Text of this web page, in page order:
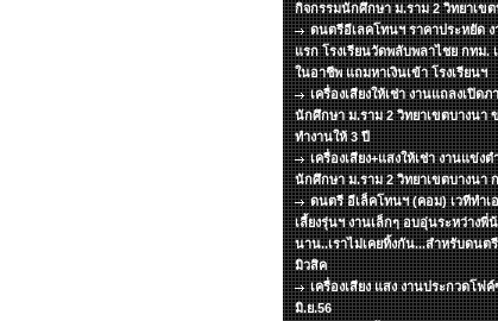
กิจกรรมนักศึกษา ม.ราม 2 วิทยาเขต
ดนตรีอีเลคโทนฯ ราคาประหยัด
แรก โรงเรียนวัดพลับพลาไชย กทม.
ในอาชีพ แถมหาเงินเข้า โรงเรียนฯ
เครื่องเสียงให้เช่า งานแถลงเปิด
นักศึกษา ม.ราม 2 วิทยาเขตบางนา
ทำงานให้ 3 ปี
เครื่องเสียง+แสงให้เช่า งานแข่ง
นักศึกษา ม.ราม 2 วิทยาเขตบางนา
ดนตรี อีเล็คโทนฯ (คอม) เวทีทำเ
เลี้ยงรุ่นฯ งานเล็กๆ อบอุ่นระหว่างพี่
นาน..เราไม่เคยทิ้งกัน...สำหรับดนต
มิวสิค
เครื่องเสียง แสง งานประกวดโฟ
มิ.ย.56